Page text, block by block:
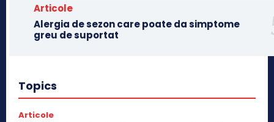
Articole
Alergia de sezon care poate da simptome
greu de suportat
Topics
Articole